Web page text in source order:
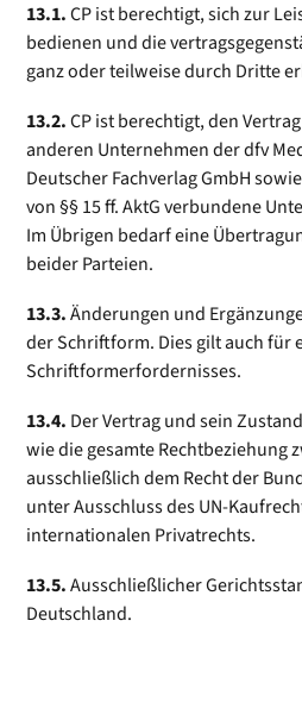
13.1.CP ist berechtigt, sich zur
bedienen und die
ganz oder teilweise durch Dritte
13.2.CP ist berechtigt, den
anderen Unternehmen der dfv
Deutscher Fachverlag GmbH
von §§ 15 ff. AktG verbundene
Im Übrigen bedarf eine
beider Parteien.
13.3.Änderungen und
der Schriftform. Dies gilt auch für
Schriftformerfordernisses.
13.4. Der Vertrag und sein
wie die gesamte Rechtbeziehung
ausschließlich dem Recht der
unter Ausschluss des UN-
internationalen Privatrechts.
13.5.Ausschließlicher
Deutschland.